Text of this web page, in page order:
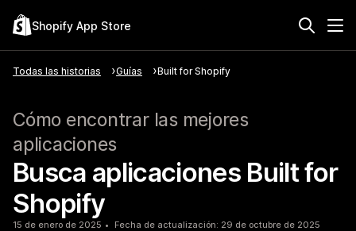
Shopify App Store
Todas las historias Guías Built for Shopify
Cómo encontrar las mejores
aplicaciones
Busca aplicaciones Built for
Shopify
15 de enero de 2025 Fecha de actualización: 29 de octubre de 2025